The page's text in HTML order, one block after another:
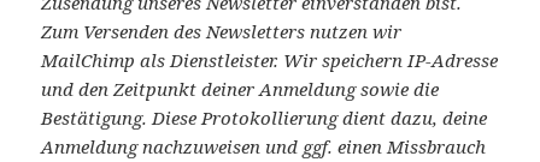
Zum Versenden des Newsletters nutzen wir
MailChimp als Dienstleister. Wir speichern IP-Adresse
und den Zeitpunkt deiner Anmeldung sowie die
Bestätigung. Diese Protokollierung dient dazu, deine
Anmeldung nachzuweisen und ggf. einen Missbrauch